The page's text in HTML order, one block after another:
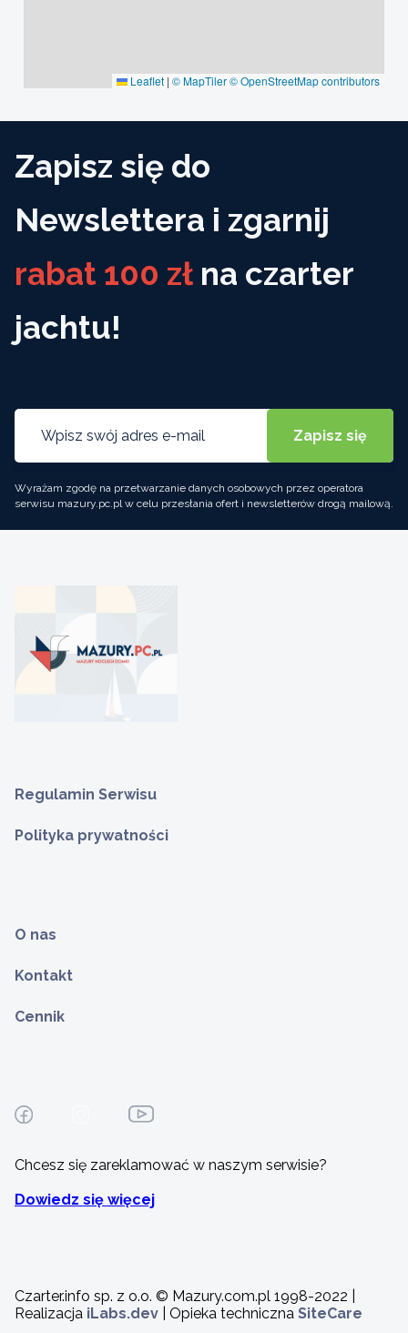
Leaflet | © MapTiler© OpenStreetMap contributors
Zapisz się do
Newslettera i zgarnij
rabat 100 zł na czarter
jachtu!
Wyrażam zgodę na przetwarzanie danych osobowych przez operatora
serwisu mazury.pc.pl w celu przesłania ofert i newsletterów drogą mailową.
Regulamin Serwisu
Polityka prywatności
O nas
Kontakt
Cennik
Chcesz się zareklamować w naszym serwisie?
Dowiedz się więcej
Czarter.info sp. z o.o. © Mazury.com.pl 1998-2022 |
Realizacja iLabs.dev | Opieka techniczna SiteCare